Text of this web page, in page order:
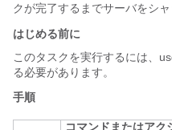
クが完了するまでサーバをシ
はじめる前に
このタスクを実行するには、
る必要があります。
手順
コマンドまたはアク